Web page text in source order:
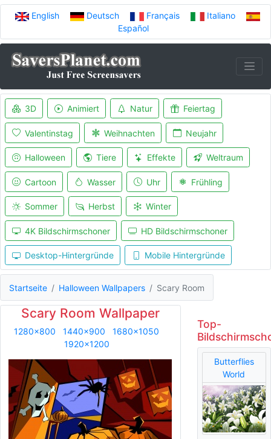
English Deutsch Français
Italiano
Español
3D Animiert Natur Feiertag
Valentinstag Weihnachten Neujahr
Halloween Tiere Effekte Weltraum
Cartoon Wasser Uhr Frühling
Sommer Herbst Winter
4K Bildschirmschoner HD Bildschirmschoner
Desktop-Hintergründe Mobile Hintergründe
Startseite Halloween Wallpapers Scary Room
Scary Room Wallpaper
1280x800 1440x900
1680x1050
1920x1200
Top-
Butterflies
World